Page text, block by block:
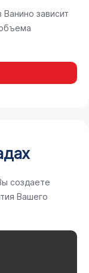
зависит
создаете
Вашего